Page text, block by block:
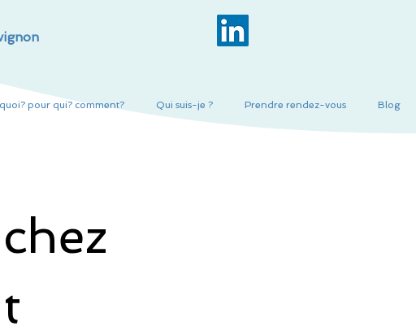
pour qui? comment? Qui suis-je ? Prendre rendez-vous Blog